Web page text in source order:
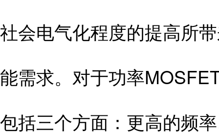
社会电气化程度的提高所
能需求。对于功率
包括三个方面：更高的频